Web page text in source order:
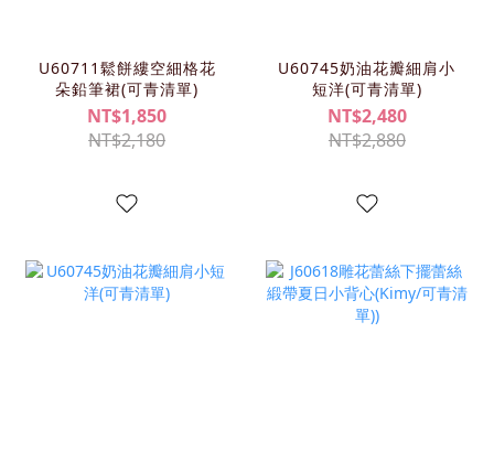
U60711鬆餅縷空細格花
朵鉛筆裙(可青清單)
NT$1,850
NT$2,180
U60745奶油花瓣細肩小
短洋(可青清單)
NT$2,480
NT$2,880